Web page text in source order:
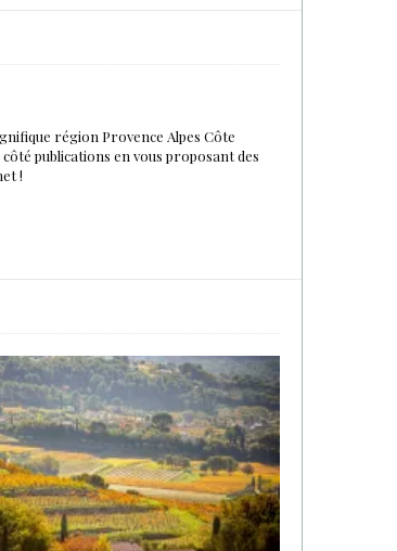
région Provence Alpes Côte
publications en vous proposant des
!